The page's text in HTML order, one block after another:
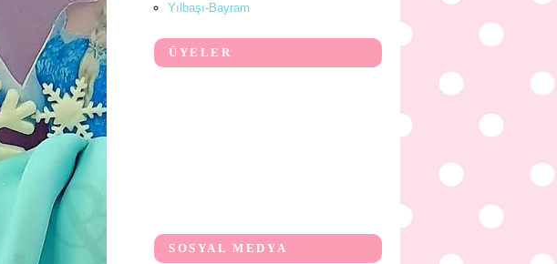
Yılbaşı-Bayram
ÜYELER
SOSYAL MEDYA